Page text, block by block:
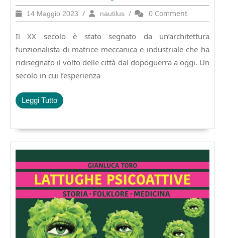
ARCHITETTURA
PSICHEDELICA
Pagine
184,
€
16,00
14 Maggio 2023 14
Maggio
2023
/ nautilusnautilus
/ 0 Comment
Il XX secolo è stato segnato da un’architettura
funzionalista di matrice meccanica e industriale che ha
ridisegnato il volto delle città dal dopoguerra a oggi. Un
secolo in cui l’esperienza
Leggi TuttoLeggi
Tutto